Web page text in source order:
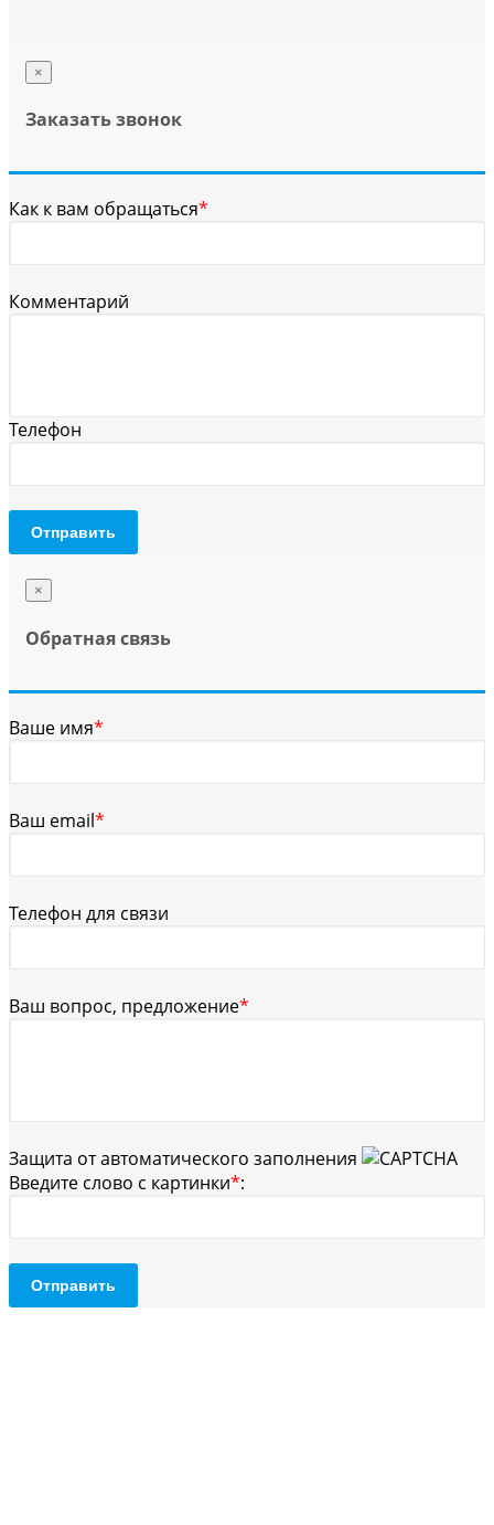
×
Заказать звонок
Как к вам обращаться*
Комментарий
Телефон
Отправить
×
Обратная связь
Ваше имя*
Ваш email*
Телефон для связи
Ваш вопрос, предложение*
Защита от автоматического заполнения
Введите слово с картинки*:
Отправить